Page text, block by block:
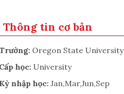
Thông tin cơ bản
Trường: Oregon State University
Cấp học: University
Kỳ nhập học: Jan,Mar,Jun,Sep